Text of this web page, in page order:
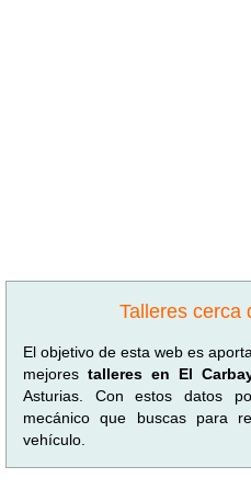
Talleres cerca
El objetivo de esta web es
mejores talleres en El
Asturias. Con estos datos
mecánico que buscas para
vehículo.